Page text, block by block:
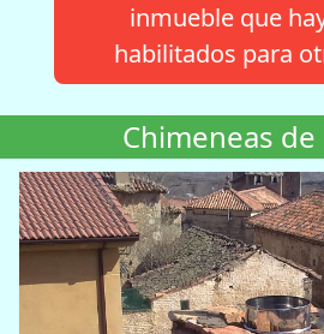
inmueble que
habilitados para
Chimeneas